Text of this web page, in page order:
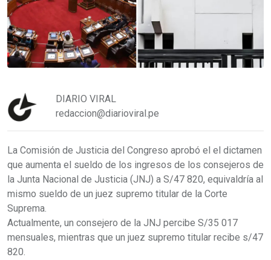
DIARIO VIRAL
redaccion@diarioviral.pe
La Comisión de Justicia del Congreso aprobó el el dictamen
que aumenta el sueldo de los ingresos de los consejeros de
la Junta Nacional de Justicia (JNJ) a S/47 820, equivaldría al
mismo sueldo de un juez supremo titular de la Corte
Suprema.
Actualmente, un consejero de la JNJ percibe S/35 017
mensuales, mientras que un juez supremo titular recibe s/47
820.